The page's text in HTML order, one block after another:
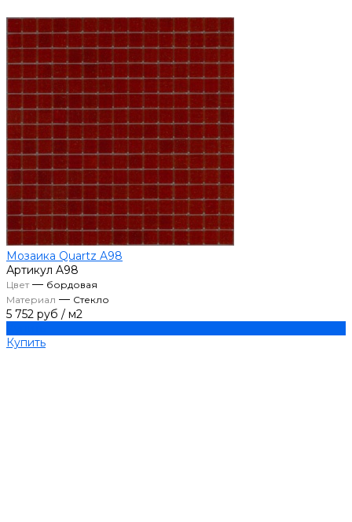
Мозаика Quartz A98
Артикул A98
Цвет— бордовая
Материал — Стекло
5 752 руб / м2
Купить